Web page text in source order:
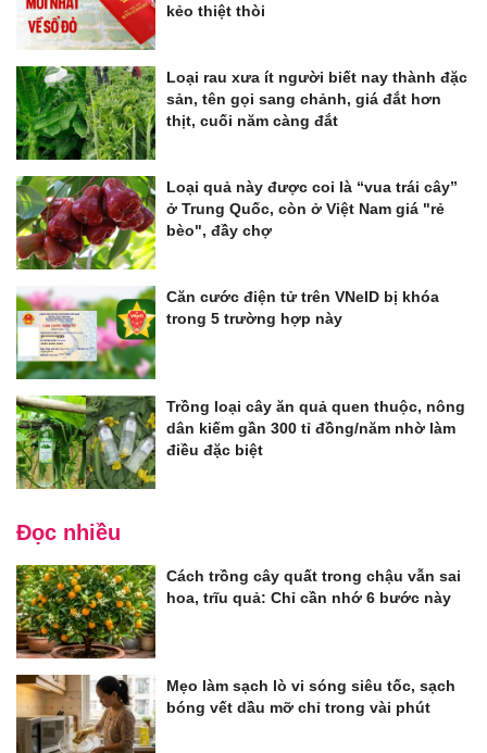
kẻo thiệt thòi
Loại rau xưa ít người biết nay thành đặc
sản, tên gọi sang chảnh, giá đắt hơn
thịt, cuối năm càng đắt
Loại quả này được coi là “vua trái cây”
ở Trung Quốc, còn ở Việt Nam giá "rẻ
bèo", đầy chợ
Căn cước điện tử trên VNeID bị khóa
trong 5 trường hợp này
Trồng loại cây ăn quả quen thuộc, nông
dân kiếm gần 300 tỉ đồng/năm nhờ làm
điều đặc biệt
Đọc nhiều
Cách trồng cây quất trong chậu vẫn sai
hoa, trĩu quả: Chỉ cần nhớ 6 bước này
Mẹo làm sạch lò vi sóng siêu tốc, sạch
bóng vết dầu mỡ chỉ trong vài phút